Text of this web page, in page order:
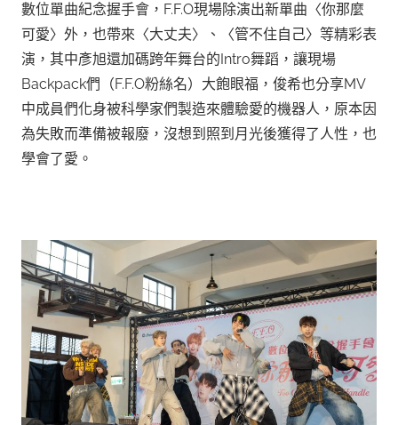
數位單曲紀念握手會，F.F.O現場除演出新單曲〈你那麼
可愛〉外，也帶來〈大丈夫〉、〈管不住自己〉等精彩表
演，其中彥旭還加碼跨年舞台的Intro舞蹈，讓現場
Backpack們（F.F.O粉絲名）大飽眼福，俊希也分享MV
中成員們化身被科學家們製造來體驗愛的機器人，原本因
為失敗而準備被報廢，沒想到照到月光後獲得了人性，也
學會了愛。